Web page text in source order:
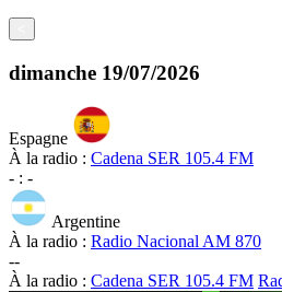
dimanche 19/07/2026
Espagne
À la radio : Cadena SER 105.4 FM
- : -
Argentine
À la radio : Radio Nacional AM 870
--
À la radio : Cadena SER 105.4 FM